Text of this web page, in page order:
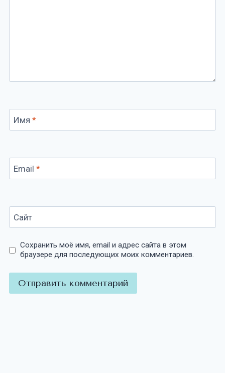
Имя *
Email *
Сайт
Сохранить моё имя, email и адрес сайта в этом
браузере для последующих моих комментариев.